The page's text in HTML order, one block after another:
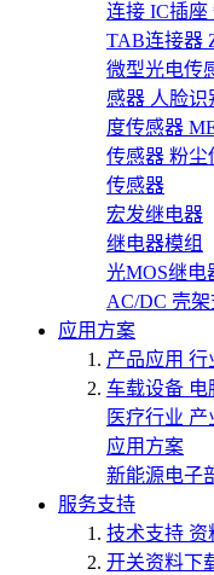
连接 IC插座
TAB连接器
微型光电传
感器 人脸识
度传感器
传感器 粉尘
传感器
宏发继电器
继电器模组
光MOS继电
AC/DC 壳
应用方案
产品应用 行
车载设备 电
医疗行业 产
应用方案
新能源电子
服务支持
技术支持 资
开关资料下